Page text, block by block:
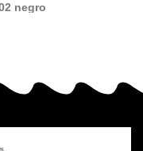
negro